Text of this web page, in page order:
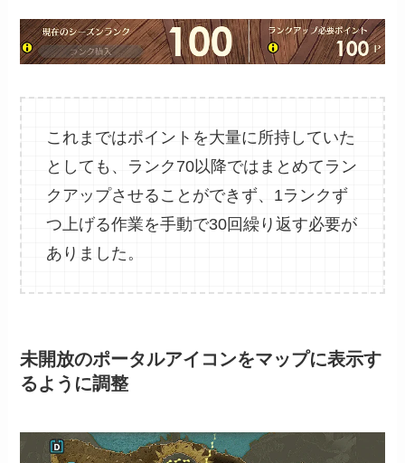
これまではポイントを大量に所持していた
としても、ランク70以降ではまとめてラン
クアップさせることができず、1ランクず
つ上げる作業を手動で30回繰り返す必要が
ありました。
未開放のポータルアイコンをマップに表示す
るように調整